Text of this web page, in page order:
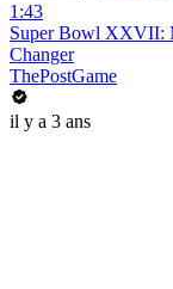
1:43
Super Bowl XXVII:
Changer
ThePostGame
il y a 3 ans